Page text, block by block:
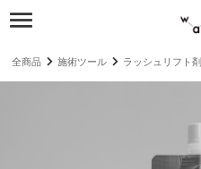
全商品 施術ツール ラッシュリフト剤